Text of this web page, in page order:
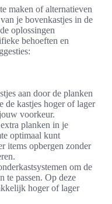
maken of alternatieven
je bovenkastjes in de
oplossingen
behoeften en
aan door de planken
de kastjes hoger of lager
voorkeur.
planken in je
optimaal kunt
items opbergen zonder
om de
te passen. Op deze
hoger of lager